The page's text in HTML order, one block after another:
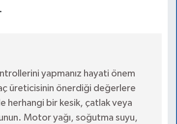
yapmanız hayati önem
üreticisinin önerdiği değerlere
herhangi bir kesik, çatlak veya
Motor yağı, soğutma suyu,